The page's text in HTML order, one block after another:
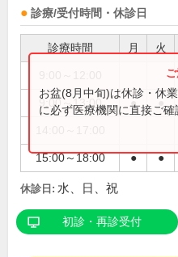
診療/受付時間・休診日
診療時間 月 火
9:00～13:00 ● ●
15:00～18:00 ● ●
お盆(8月中旬)は休診・休
に必ず医療機関に直接ご確
休診日: 水、日、祝
初診・再診受付